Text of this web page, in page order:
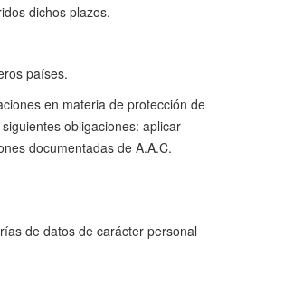
dichos plazos.
países.
en materia de protección de
obligaciones: aplicar
documentadas de A.A.C.
de datos de carácter personal